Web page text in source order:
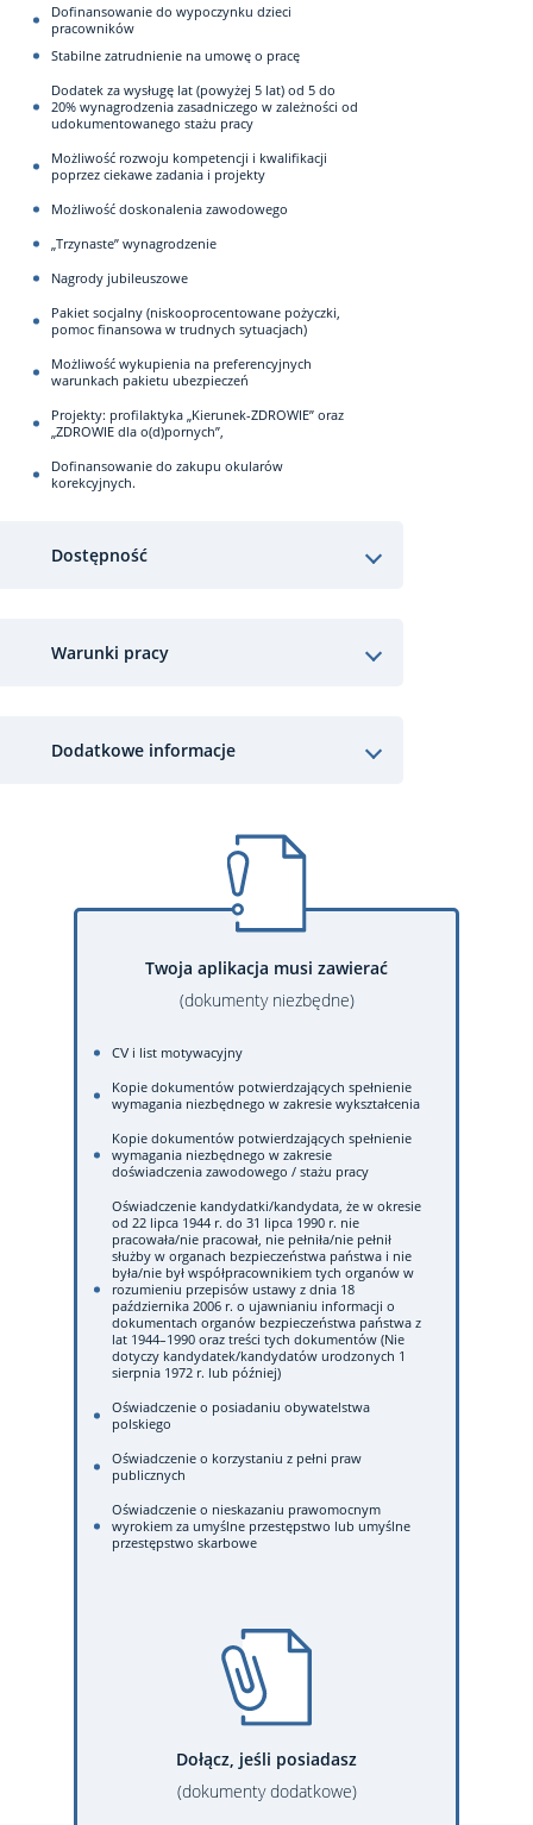
Dofinansowanie do wypoczynku dzieci
pracowników
Stabilne zatrudnienie na umowę o pracę
Dodatek za wysługę lat (powyżej 5 lat) od 5 do
20% wynagrodzenia zasadniczego w zależności od
udokumentowanego stażu pracy
Możliwość rozwoju kompetencji i kwalifikacji
poprzez ciekawe zadania i projekty
Możliwość doskonalenia zawodowego
„Trzynaste” wynagrodzenie
Nagrody jubileuszowe
Pakiet socjalny (niskooprocentowane pożyczki,
pomoc finansowa w trudnych sytuacjach)
Możliwość wykupienia na preferencyjnych
warunkach pakietu ubezpieczeń
Projekty: profilaktyka „Kierunek-ZDROWIE” oraz
„ZDROWIE dla o(d)pornych”,
Dofinansowanie do zakupu okularów
korekcyjnych.
Dostępność
Warunki pracy
Dodatkowe informacje
Twoja aplikacja musi zawierać
(dokumenty niezbędne)
CV i list motywacyjny
Kopie dokumentów potwierdzających spełnienie
wymagania niezbędnego w zakresie wykształcenia
Kopie dokumentów potwierdzających spełnienie
wymagania niezbędnego w zakresie
doświadczenia zawodowego / stażu pracy
Oświadczenie kandydatki/kandydata, że w okresie
od 22 lipca 1944 r. do 31 lipca 1990 r. nie
pracowała/nie pracował, nie pełniła/nie pełnił
służby w organach bezpieczeństwa państwa i nie
była/nie był współpracownikiem tych organów w
rozumieniu przepisów ustawy z dnia 18
października 2006 r. o ujawnianiu informacji o
dokumentach organów bezpieczeństwa państwa z
lat 1944–1990 oraz treści tych dokumentów (Nie
dotyczy kandydatek/kandydatów urodzonych 1
sierpnia 1972 r. lub później)
Oświadczenie o posiadaniu obywatelstwa
polskiego
Oświadczenie o korzystaniu z pełni praw
publicznych
Oświadczenie o nieskazaniu prawomocnym
wyrokiem za umyślne przestępstwo lub umyślne
przestępstwo skarbowe
Dołącz, jeśli posiadasz
(dokumenty dodatkowe)